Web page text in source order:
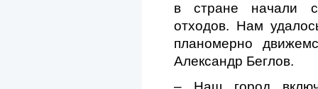
в стране начали
отходов. Нам
планомерно
Александр Беглов.